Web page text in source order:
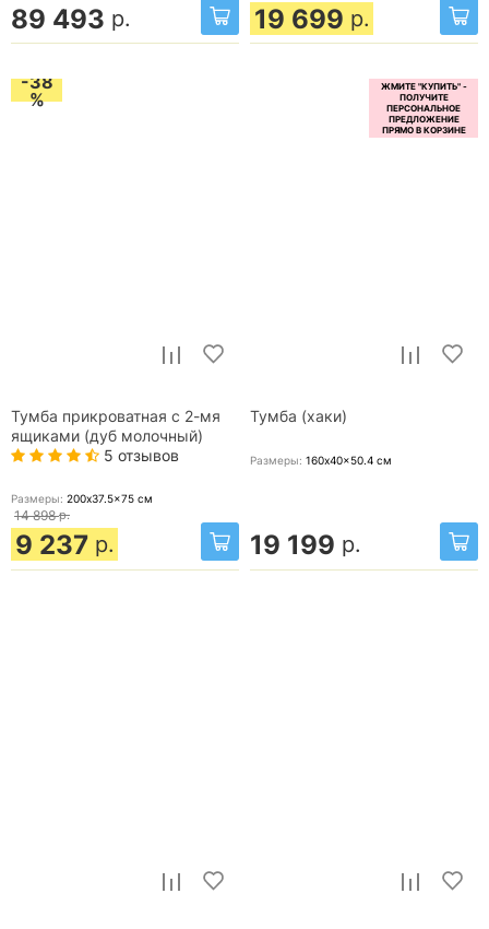
89 493 р. 19 699 р.
-38
%
Тумба прикроватная с 2-мя
ящиками (дуб молочный)
5 отзывов
Размеры: 200x37.5x75 см
14 898 р.
9 237 р.
Тумба (хаки)
Размеры: 160x40x50.4 см
19 199 р.